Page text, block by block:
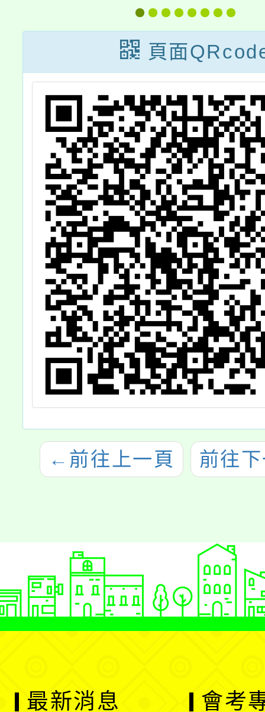
教育措施實施計
畫－建國國中慈
輝分校參訪活
動」一案，請查
照。
專免
會(含
班)暨
頁面
← 前往上一頁 前往
最新消息 會考